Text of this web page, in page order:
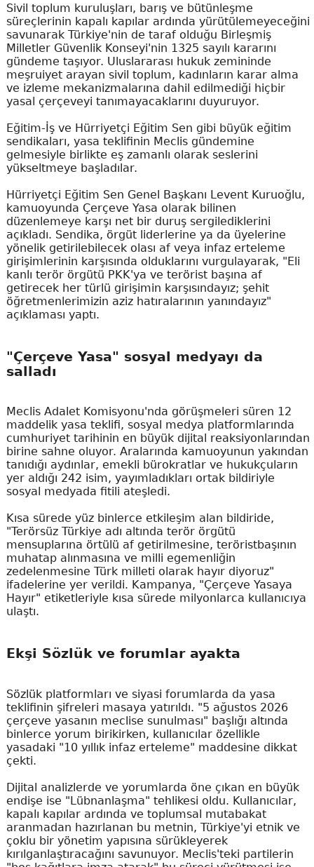
Sivil toplum kuruluşları, barış ve bütünleşme
süreçlerinin kapalı kapılar ardında yürütülemeyeceğini
savunarak Türkiye'nin de taraf olduğu Birleşmiş
Milletler Güvenlik Konseyi'nin 1325 sayılı kararını
gündeme taşıyor. Uluslararası hukuk zemininde
meşruiyet arayan sivil toplum, kadınların karar alma
ve izleme mekanizmalarına dahil edilmediği hiçbir
yasal çerçeveyi tanımayacaklarını duyuruyor.
Eğitim-İş ve Hürriyetçi Eğitim Sen gibi büyük eğitim
sendikaları, yasa teklifinin Meclis gündemine
gelmesiyle birlikte eş zamanlı olarak seslerini
yükseltmeye başladılar.
Hürriyetçi Eğitim Sen Genel Başkanı Levent Kuruoğlu,
kamuoyunda Çerçeve Yasa olarak bilinen
düzenlemeye karşı net bir duruş sergilediklerini
açıkladı. Sendika, örgüt liderlerine ya da üyelerine
yönelik getirilebilecek olası af veya infaz erteleme
girişimlerinin karşısında olduklarını vurgulayarak, "Eli
kanlı terör örgütü PKK'ya ve terörist başına af
getirecek her türlü girişimin karşısındayız; şehit
öğretmenlerimizin aziz hatıralarının yanındayız"
açıklaması yaptı.
"Çerçeve Yasa" sosyal medyayı da
salladı
Meclis Adalet Komisyonu'nda görüşmeleri süren 12
maddelik yasa teklifi, sosyal medya platformlarında
cumhuriyet tarihinin en büyük dijital reaksiyonlarından
birine sahne oluyor. Aralarında kamuoyunun yakından
tanıdığı aydınlar, emekli bürokratlar ve hukukçuların
yer aldığı 242 isim, yayımladıkları ortak bildiriyle
sosyal medyada fitili ateşledi.
Kısa sürede yüz binlerce etkileşim alan bildiride,
"Terörsüz Türkiye adı altında terör örgütü
mensuplarına örtülü af getirilmesine, teröristbaşının
muhatap alınmasına ve milli egemenliğin
zedelenmesine Türk milleti olarak hayır diyoruz"
ifadelerine yer verildi. Kampanya, "Çerçeve Yasaya
Hayır" etiketleriyle kısa sürede milyonlarca kullanıcıya
ulaştı.
Ekşi Sözlük ve forumlar ayakta
Sözlük platformları ve siyasi forumlarda da yasa
teklifinin şifreleri masaya yatırıldı. "5 ağustos 2026
çerçeve yasanın meclise sunulması" başlığı altında
binlerce yorum birikirken, kullanıcılar özellikle
yasadaki "10 yıllık infaz erteleme" maddesine dikkat
çekti.
Dijital analizlerde ve yorumlarda öne çıkan en büyük
endişe ise "Lübnanlaşma" tehlikesi oldu. Kullanıcılar,
kapalı kapılar ardında ve toplumsal mutabakat
aranmadan hazırlanan bu metnin, Türkiye'yi etnik ve
çoklu bir yönetim yapısına sürükleyerek
kırılganlaştıracağını savunuyor. Meclis'teki partilerin